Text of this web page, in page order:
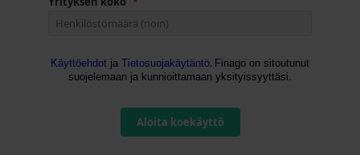
Käyttöehdot ja Tietosuojakäytäntö. Finago on sitoutunut
suojelemaan ja kunnioittamaan yksityissyyttäsi.
Aloita koekäyttö